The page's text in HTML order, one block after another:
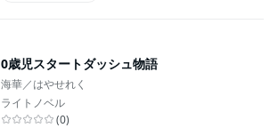
0歳児スタートダッシュ物語
海華／はやせれく
ライトノベル
(0)